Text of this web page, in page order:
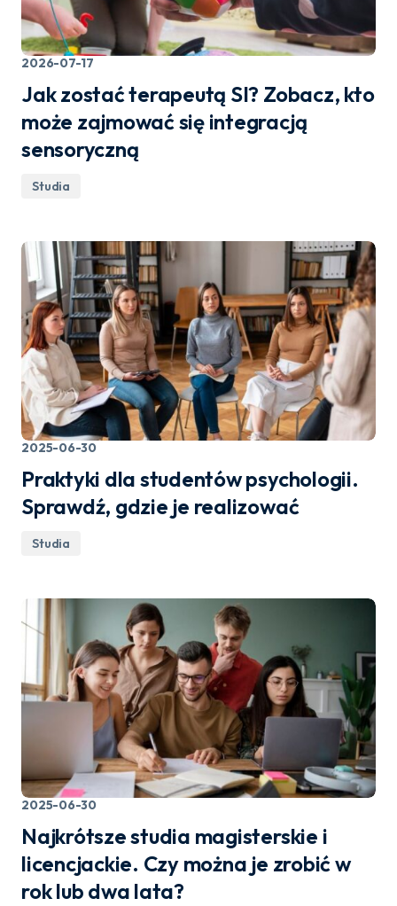
2026-07-17
Jak zostać terapeutą SI? Zobacz, kto
może zajmować się integracją
sensoryczną
Studia
2025-06-30
Praktyki dla studentów psychologii.
Sprawdź, gdzie je realizować
Studia
2025-06-30
Najkrótsze studia magisterskie i
licencjackie. Czy można je zrobić w
rok lub dwa lata?